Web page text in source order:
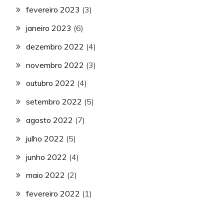
fevereiro 2023 (3)
janeiro 2023 (6)
dezembro 2022 (4)
novembro 2022 (3)
outubro 2022 (4)
setembro 2022 (5)
agosto 2022 (7)
julho 2022 (5)
junho 2022 (4)
maio 2022 (2)
fevereiro 2022 (1)